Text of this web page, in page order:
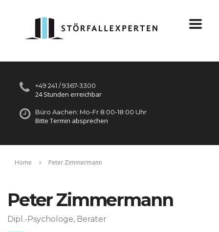
+49 241 / 9367-3300
24 Stunden erreichbar
Büro Aachen: Mo-Fr 8:00-18:00 Uhr
Bitte Termin absprechen
Home Peter Zimmermann
Peter Zimmermann
Dipl.-Psychologe, Berater